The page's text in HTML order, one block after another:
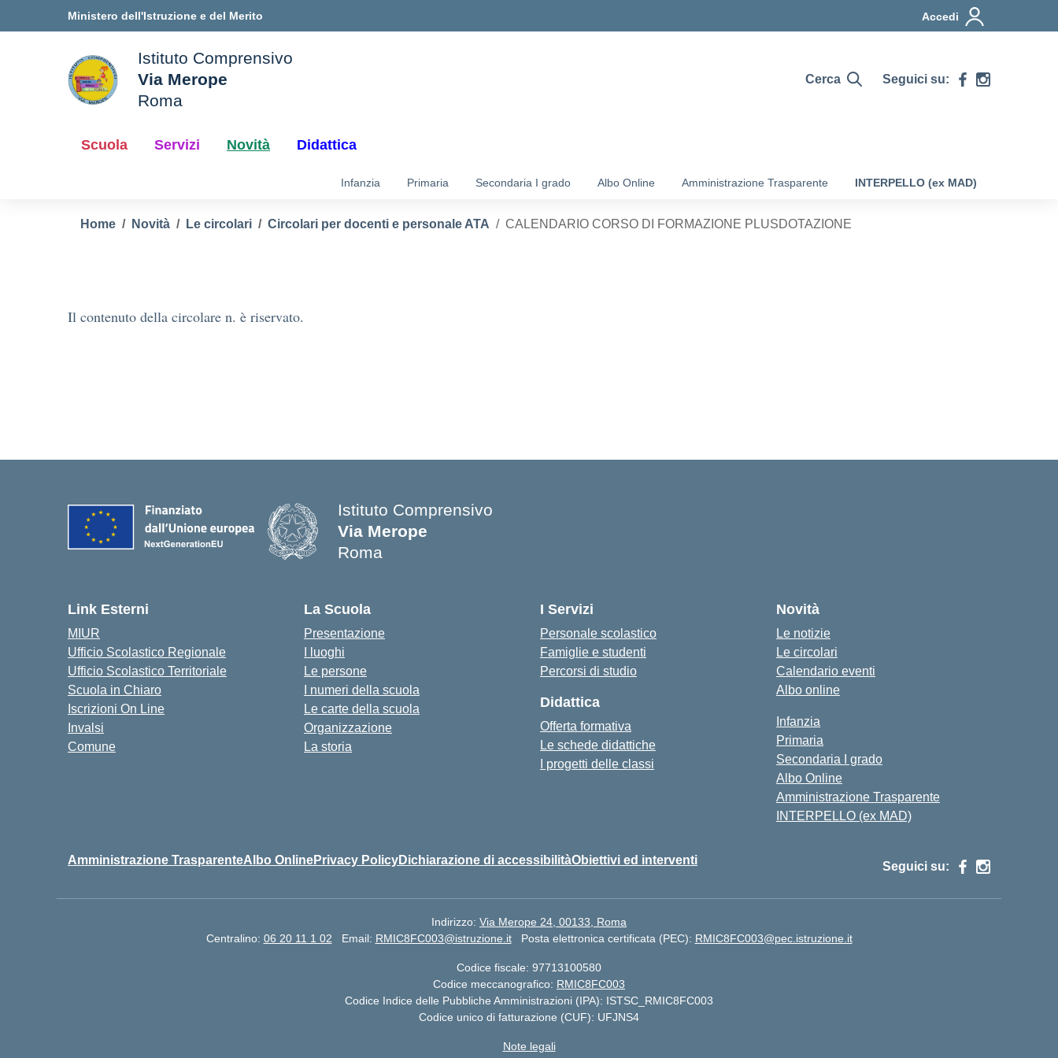
Ministero dell'Istruzione e del Merito Accedi
della scuola
Istituto Comprensivo
Via Merope
Roma
Cerca Seguici su:
Scuola Servizi Novità Didattica
Infanzia Primaria Secondaria I grado Albo Online Amministrazione Trasparente INTERPELLO (ex MAD)
Home Novità Le circolari Circolari per docenti e personale ATA CALENDARIO CORSO DI FORMAZIONE PLUSDOTAZIONE
Il contenuto della circolare n. è riservato.
Istituto Comprensivo
Via Merope
Roma
Link Esterni
MIUR
Ufficio Scolastico Regionale
Ufficio Scolastico Territoriale
Scuola in Chiaro
Iscrizioni On Line
Invalsi
Comune
La Scuola
Presentazione
I luoghi
Le persone
I numeri della scuola
Le carte della scuola
Organizzazione
La storia
I Servizi
Personale scolastico
Famiglie e studenti
Percorsi di studio
Didattica
Offerta formativa
Le schede didattiche
I progetti delle classi
Novità
Le notizie
Le circolari
Calendario eventi
Albo online
Infanzia
Primaria
Secondaria I grado
Albo Online
Amministrazione Trasparente
INTERPELLO (ex MAD)
Amministrazione TrasparenteAlbo OnlinePrivacy PolicyDichiarazione di accessibilitàObiettivi ed interventi Seguici su:
Indirizzo: Via Merope 24, 00133, Roma
Centralino: 06 20 11 1 02 Email: RMIC8FC003@istruzione.it Posta elettronica certificata (PEC): RMIC8FC003@pec.istruzione.it
Codice fiscale: 97713100580
Codice meccanografico: RMIC8FC003
Codice Indice delle Pubbliche Amministrazioni (IPA): ISTSC_RMIC8FC003
Codice unico di fatturazione (CUF): UFJNS4
Note legali